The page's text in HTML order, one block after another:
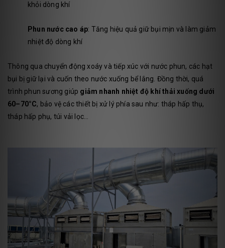
khỏi dòng khí
Phun nước cao áp: Tăng hiệu quả giữ bụi mịn và làm giảm
nhiệt độ dòng khí
Thông qua chuyển động xoáy và tiếp xúc với nước phun, các hạt
bụi bị giữ lại và cuốn theo nước xuống bể lắng. Đồng thời, quá
trình phun sương giúp giảm nhanh nhiệt độ khí thải xuống dưới
60–70°C, bảo vệ các thiết bị xử lý phía sau như: tháp hấp thụ,
tháp hấp phụ, túi vải lọc…